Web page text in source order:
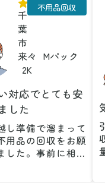
千
葉
市
来々
Mパック
2K
不用品回収
対応でとても安
した
し準備で溜まって
用品の回収をお願
した。事前に相談